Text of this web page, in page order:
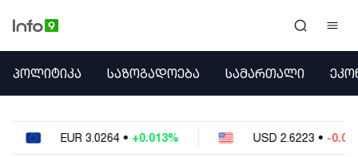
ᲞᲝᲚᲘᲢᲘᲙᲐ
ᲔᲙᲝᲜᲝᲛᲘᲙᲐ
ᲣᲪᲮᲝᲔᲗᲘ
ᲞᲝᲚᲘᲢᲘᲙᲐ ᲡᲐᲖᲝᲒᲐᲓᲝᲔᲑᲐ ᲡᲐᲛᲐᲠᲗᲐᲚᲘ
• +0.013% USD • -0.023%